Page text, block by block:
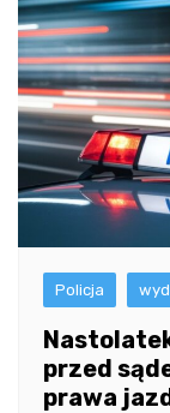
Policja
przed
prawa